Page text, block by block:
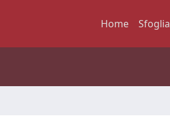
Home Sfoglia